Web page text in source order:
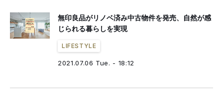
無印良品がリノベ済み中古物件を発売、自然が感
じられる暮らしを実現
LIFESTYLE
2021.07.06 Tue. - 18:12